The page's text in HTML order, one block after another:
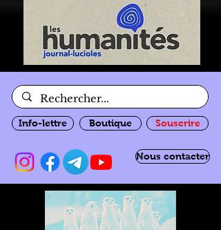
Info-lettre Boutique Souscrire
Nous contacter